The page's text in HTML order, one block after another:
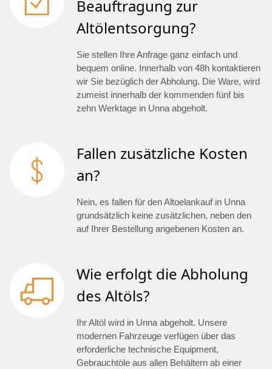
Beauftragung zur
Altölentsorgung?
Sie stellen Ihre Anfrage ganz einfach und
bequem online. Innerhalb von 48h kontaktieren
wir Sie bezüglich der Abholung. Die Ware, wird
zumeist innerhalb der kommenden fünf bis
zehn Werktage in Unna abgeholt.
Fallen zusätzliche Kosten
an?
Nein, es fallen für den Altoelankauf in Unna
grundsätzlich keine zusätzlichen, neben den
auf Ihrer Bestellung angebenen Kosten an.
Wie erfolgt die Abholung
des Altöls?
Ihr Altöl wird in Unna abgeholt. Unsere
modernen Fahrzeuge verfügen über das
erforderliche technische Equipment,
Gebrauchtöle aus allen Behältern ab einer